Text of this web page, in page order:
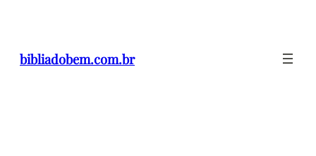
conteúdo
bibliadobem.com.br